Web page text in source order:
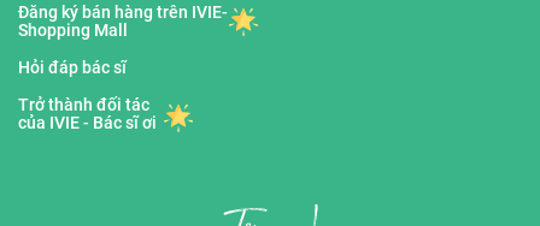
Đăng ký bán hàng trên IVIE-
Shopping Mall
Hỏi đáp bác sĩ
Trở thành đối tác
của IVIE - Bác sĩ ơi